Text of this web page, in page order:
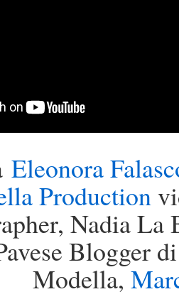
Eleonora
Production
Nadia
Blogger
Modella,